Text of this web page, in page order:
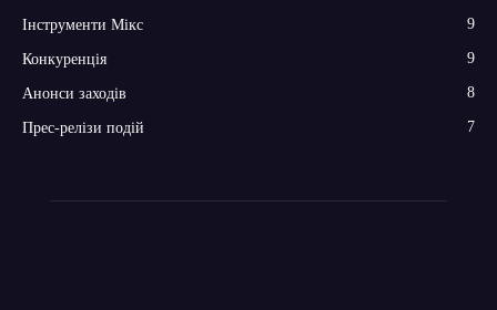
Інструменти Мікс 9
Конкуренція 9
Анонси заходів 8
Прес-релізи подій 7